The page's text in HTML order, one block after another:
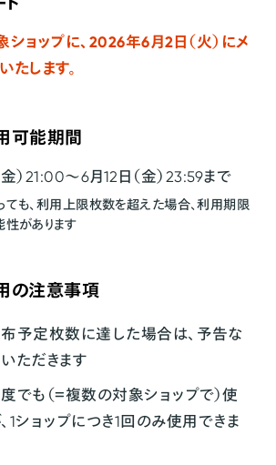
ショップに、2026年6月2日（火）にメ
たします。
可能期間
）21:00〜6月12日（金）23:59まで
も、利用上限枚数を超えた場合、利用期限
があります
の注意事項
予定枚数に達した場合は、予告な
ただきます
でも（＝複数の対象ショップで）使
1ショップにつき1回のみ使用できま